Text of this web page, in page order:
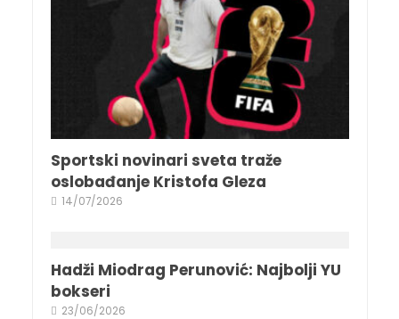
Sportski novinari sveta traže
oslobađanje Kristofa Gleza
14/07/2026
Hadži Miodrag Perunović: Najbolji YU
bokseri
23/06/2026